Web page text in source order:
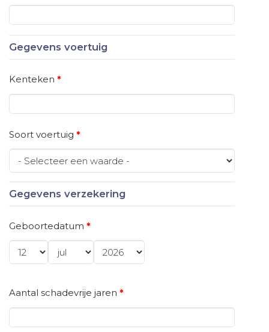
Gegevens voertuig
Kenteken *
Soort voertuig *
Gegevens verzekering
Geboortedatum *
Dag Maand * Jaar*
Aantal schadevrije jaren *